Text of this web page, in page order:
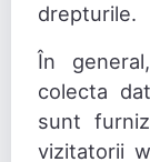
drepturile.
În
colecta
sunt
vizitatorii